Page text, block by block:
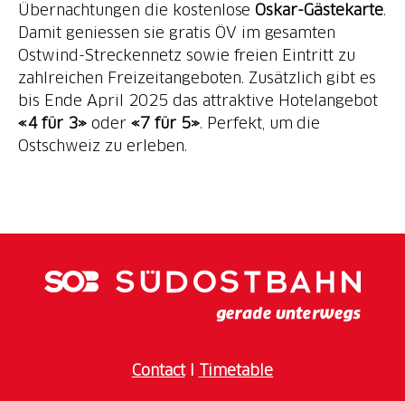
Übernachtungen die kostenloseOskar-Gästekarte.
Damit geniessen sie gratis ÖV im gesamten
Ostwind-Streckennetz sowie freien Eintritt zu
zahlreichen Freizeitangeboten. Zusätzlich gibt es
bis Ende April 2025 das attraktive Hotelangebot
«4 für 3»oder «7 für 5». Perfekt, um die
Ostschweiz zu erleben.
ContactI Timetable